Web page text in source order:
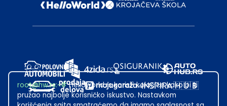
root@hw.rs:~#Helloworld.rs koristi kolačiće kako bi ti
pružao najbolje korisničko iskustvo. Nastavkom